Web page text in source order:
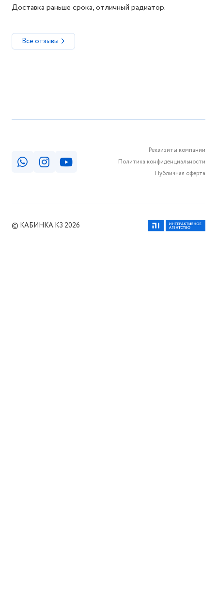
Доставка раньше срока, отличный радиатор.
Все отзывы
Реквизиты компании
Политика конфиденциальности
Публичная оферта
© КАБИНКА.КЗ 2026